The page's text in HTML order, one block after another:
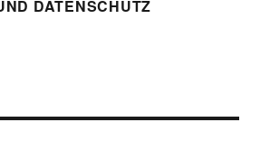
DATENSCHUTZ